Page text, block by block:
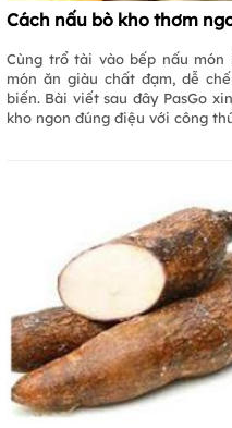
Cách nấu bò kho thơm
Cùng trổ tài vào bếp nấu
món ăn giàu chất đạm, dễ
biến. Bài viết sau đây PasGo
kho ngon đúng điệu với công